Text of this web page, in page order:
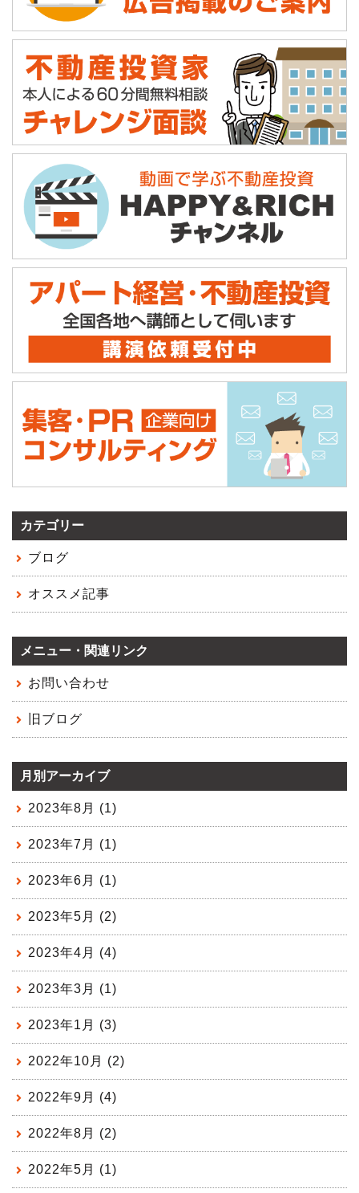
カテゴリー
ブログ
オススメ記事
メニュー・関連リンク
お問い合わせ
旧ブログ
月別アーカイブ
2023年8月 (1)
2023年7月 (1)
2023年6月 (1)
2023年5月 (2)
2023年4月 (4)
2023年3月 (1)
2023年1月 (3)
2022年10月 (2)
2022年9月 (4)
2022年8月 (2)
2022年5月 (1)